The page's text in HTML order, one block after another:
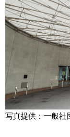
写真提供：一般社